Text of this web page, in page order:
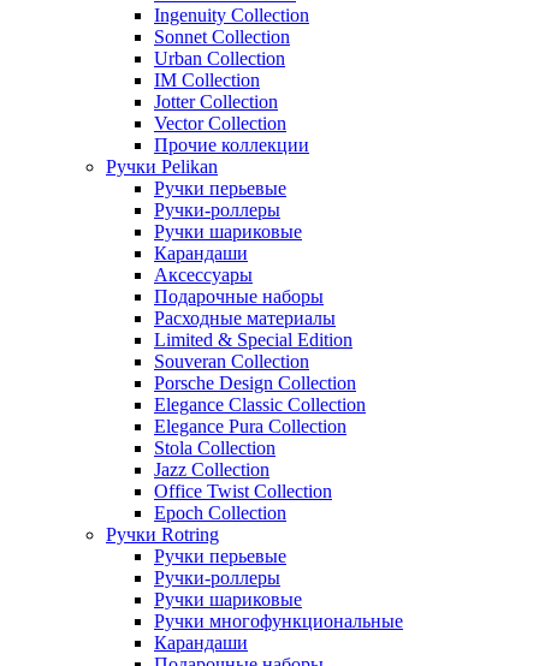
Ingenuity Collection
Sonnet Collection
Urban Collection
IM Collection
Jotter Collection
Vector Collection
Прочие коллекции
Ручки Pelikan
Ручки перьевые
Ручки-роллеры
Ручки шариковые
Карандаши
Аксессуары
Подарочные наборы
Расходные материалы
Limited & Special Edition
Souveran Collection
Porsche Design Collection
Elegance Classic Collection
Elegance Pura Collection
Stola Collection
Jazz Collection
Office Twist Collection
Epoch Collection
Ручки Rotring
Ручки перьевые
Ручки-роллеры
Ручки шариковые
Ручки многофункциональные
Карандаши